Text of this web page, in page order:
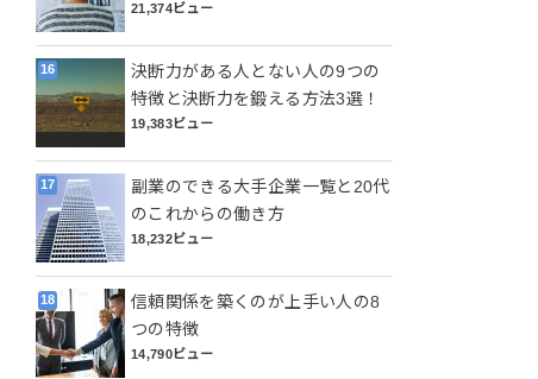
21,374ビュー
決断力がある人とない人の9つの
特徴と決断力を鍛える方法3選！
19,383ビュー
副業のできる大手企業一覧と20代
のこれからの働き方
18,232ビュー
信頼関係を築くのが上手い人の8
つの特徴
14,790ビュー